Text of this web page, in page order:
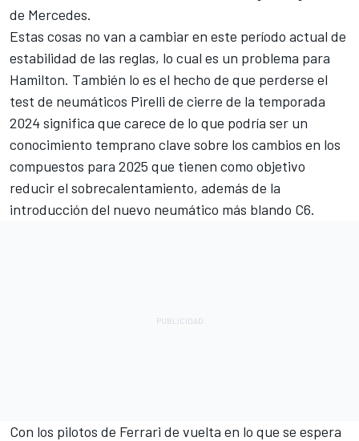
de Mercedes.
Estas cosas no van a cambiar en este período actual de
estabilidad de las reglas, lo cual es un problema para
Hamilton. También lo es el hecho de que perderse el
test de neumáticos Pirelli de cierre de la temporada
2024 significa que carece de lo que podría ser un
conocimiento temprano clave sobre los cambios en los
compuestos para 2025 que tienen como objetivo
reducir el sobrecalentamiento, además de la
introducción del nuevo neumático más blando C6.
Con los pilotos de Ferrari de vuelta en lo que se espera